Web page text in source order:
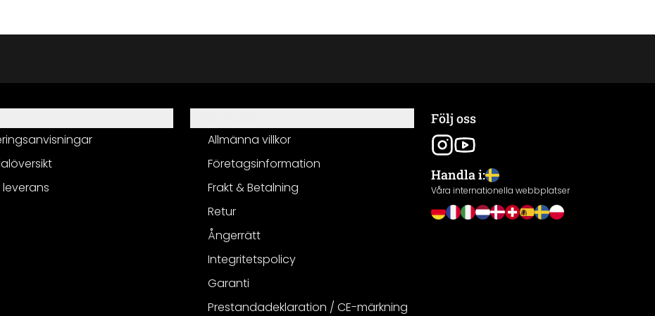
Allmänna villkor
Företagsinformation
Frakt & Betalning
Retur
Ångerrätt
Integritetspolicy
Garanti
Prestandadeklaration / CE-märkning
Följ oss
Handla i:
Våra internationella webbplatser